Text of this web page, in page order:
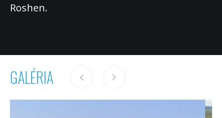
Roshen.
GALÉRIA